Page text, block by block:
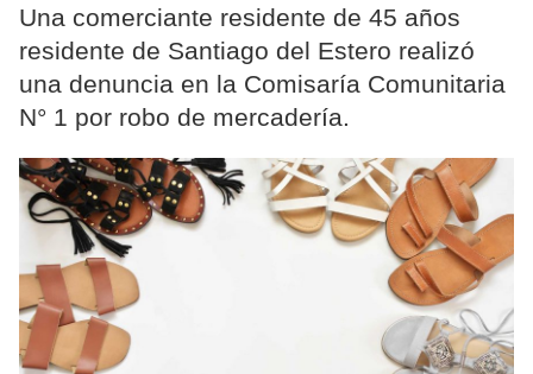
Una comerciante residente de 45 años
residente de Santiago del Estero realizó
una denuncia en la Comisaría Comunitaria
N° 1 por robo de mercadería.